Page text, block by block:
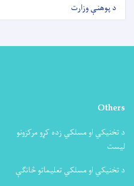
د پوهنې وزارت
Others
د تخنیکي او مسلکي زده کړو مرکزونو
لیست
د تخنیکي او مسلکي تعلیماتو څانګې